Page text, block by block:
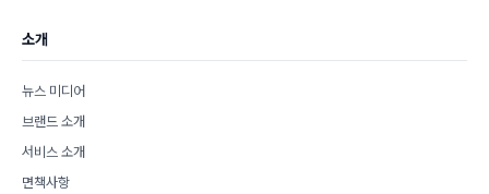
소개
뉴스 미디어
브랜드 소개
서비스 소개
면책사항